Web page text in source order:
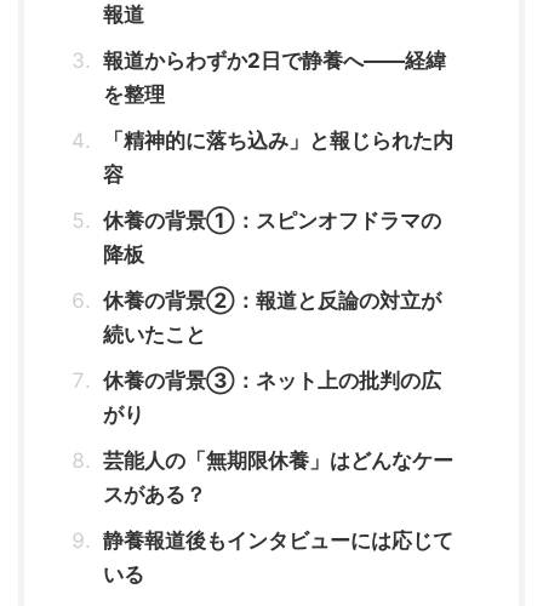
報道
報道からわずか2日で静養へ——経緯
を整理
「精神的に落ち込み」と報じられた内
容
休養の背景①：スピンオフドラマの
降板
休養の背景②：報道と反論の対立が
続いたこと
休養の背景③：ネット上の批判の広
がり
芸能人の「無期限休養」はどんなケー
スがある？
静養報道後もインタビューには応じて
いる